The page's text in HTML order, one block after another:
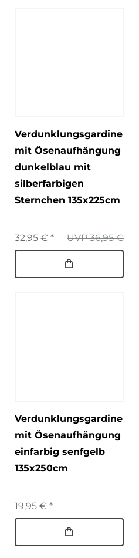
Verdunklungsgardine
mit Ösenaufhängung
dunkelblau mit
silberfarbigen
Sternchen 135x225cm
UVP 36,95 €
32,95 € *
Verdunklungsgardine
mit Ösenaufhängung
einfarbig senfgelb
135x250cm
19,95 € *